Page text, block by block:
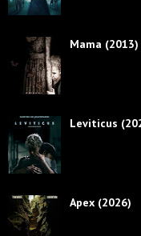
Mama (2013)
Leviticus
Apex (2026)